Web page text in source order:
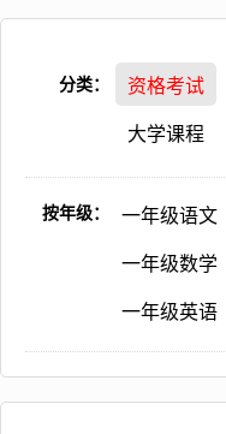
分类： 资格考试
大学课程
按年级： 一年级语文
一年级数学
一年级英语